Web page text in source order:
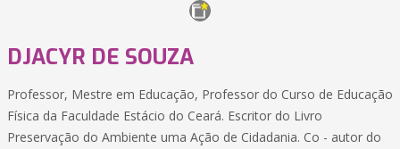
DJACYR DE SOUZA
Professor, Mestre em Educação, Professor do Curso de Educação
Física da Faculdade Estácio do Ceará. Escritor do Livro
Preservação do Ambiente uma Ação de Cidadania. Co - autor do